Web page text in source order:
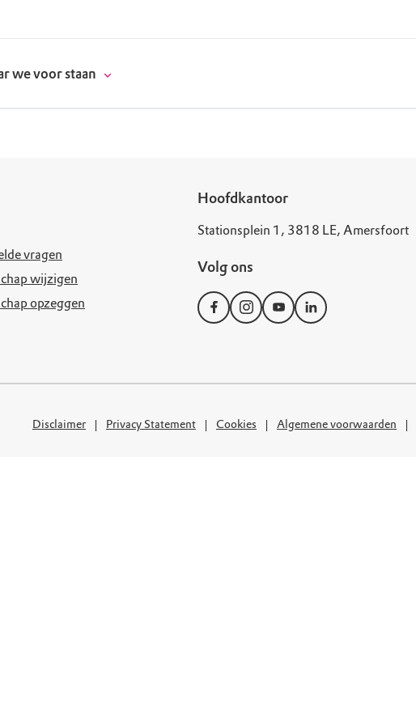
we voor staan
vragen
wijzigen
opzeggen
Hoofdkantoor
Stationsplein 1, 3818 LE, Amersfoort
Volg ons
Disclaimer Privacy Statement Cookies Algemene voorwaarden